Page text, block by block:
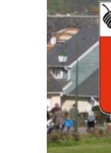
contenu